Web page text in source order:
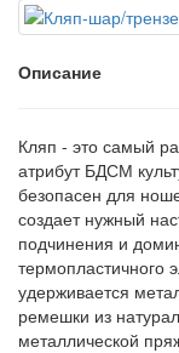
Описание
Кляп - это самый
атрибут БДСМ
безопасен для
создает нужный
подчинения и
удерживается
ремешки из
металлической